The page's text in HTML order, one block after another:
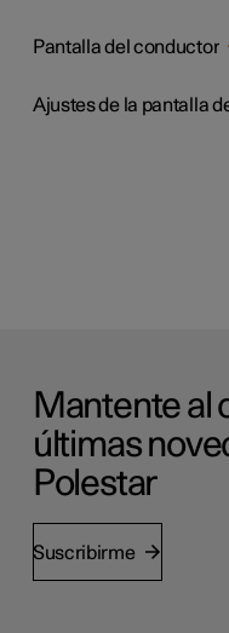
Pantalla del conductor
Ajustes de la pantalla
Mantente al
últimas
Polestar
Suscribirme